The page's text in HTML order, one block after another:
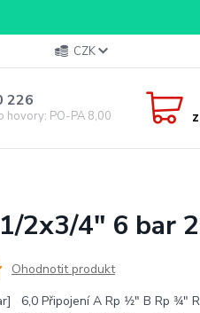
CZK
226
hovory: PO-PA 8,00-16,00
2x3/4" 6 bar
Ohodnotit produkt
6,0 Připojení A Rp 1⁄2" B Rp 3⁄4"